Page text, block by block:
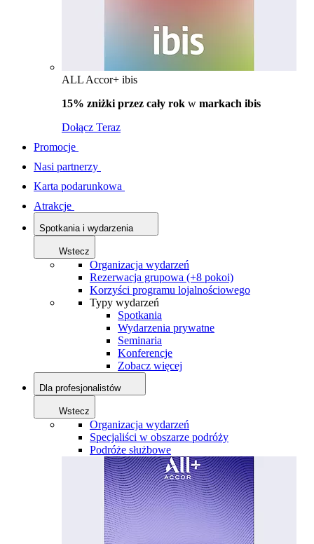
ALL Accor+ ibis
15% zniżki przez cały rok w markach ibis
Dołącz Teraz
Promocje
Nasi partnerzy
Karta podarunkowa
Atrakcje
Spotkania i wydarzenia
Wstecz
Organizacja wydarzeń
Rezerwacja grupowa (+8 pokoi)
Korzyści programu lojalnościowego
Typy wydarzeń
Spotkania
Wydarzenia prywatne
Seminaria
Konferencje
Zobacz więcej
Dla profesjonalistów
Wstecz
Organizacja wydarzeń
Specjaliści w obszarze podróży
Podróże służbowe